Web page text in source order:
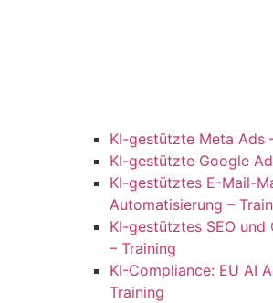
KI-gestützte Meta Ads
KI-gestützte Google
KI-gestütztes E-Mail-
Automatisierung –
KI-gestütztes SEO
– Training
KI-Compliance: EU AI
Training